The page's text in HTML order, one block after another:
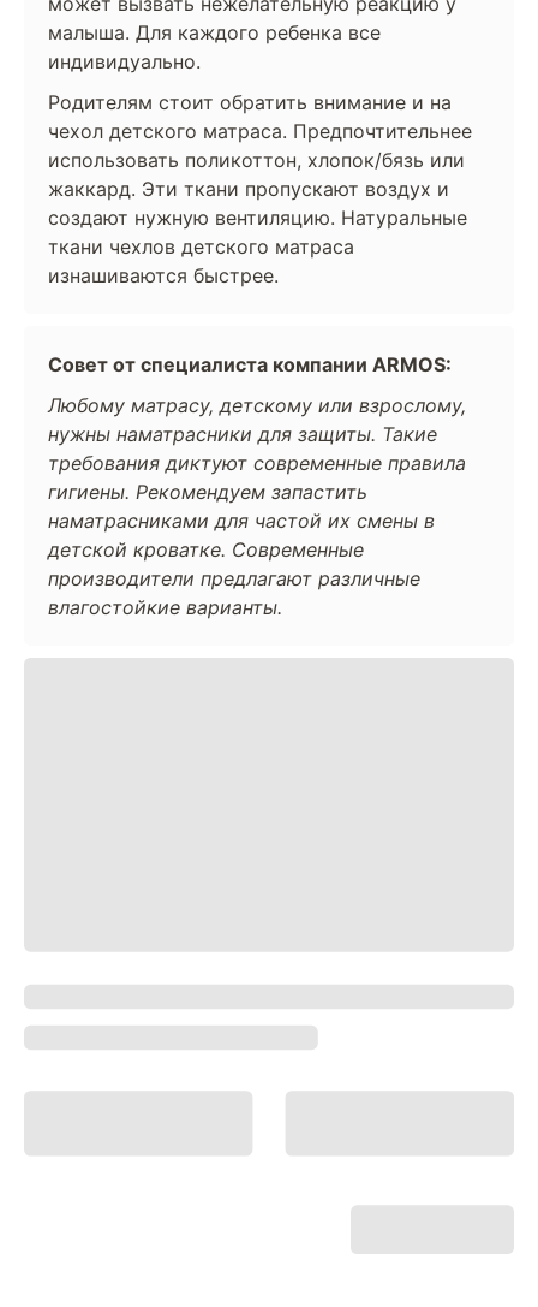
малыша. Для каждого ребенка все
индивидуально.
Родителям стоит обратить внимание и на
чехол детского матраса. Предпочтительнее
использовать поликоттон, хлопок/бязь или
жаккард. Эти ткани пропускают воздух и
создают нужную вентиляцию. Натуральные
ткани чехлов детского матраса
изнашиваются быстрее.
Совет от специалиста компании ARMOS:
Любому матрасу, детскому или взрослому,
нужны наматрасники для защиты. Такие
требования диктуют современные правила
гигиены. Рекомендуем запастить
наматрасниками для частой их смены в
детской кроватке. Современные
производители предлагают различные
влагостойкие варианты.